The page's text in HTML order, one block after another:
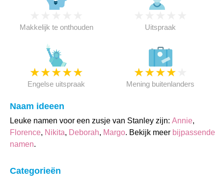
Makkelijk te onthouden Uitspraak
★★★★★
Engelse uitspraak
★★★★
Mening buitenlanders
Naam ideeen
Leuke namen voor een zusje van Stanley zijn: Annie,
Florence, Nikita, Deborah, Margo. Bekijk meer bijpassende
namen.
Categorieën